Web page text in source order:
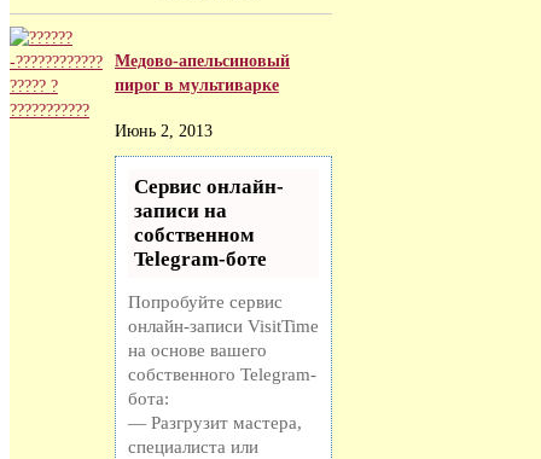
Медово-апельсиновый
пирог в мультиварке
Июнь 2, 2013
Сервис онлайн-
записи на
собственном
Telegram-боте
Попробуйте сервис
онлайн-записи VisitTime
на основе вашего
собственного Telegram-
бота:
— Разгрузит мастера,
специалиста или